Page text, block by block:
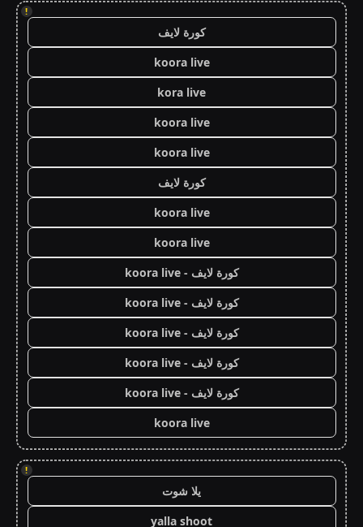
!
كورة لايف
koora live
kora live
koora live
koora live
كورة لايف
koora live
koora live
كورة لايف - koora live
كورة لايف - koora live
كورة لايف - koora live
كورة لايف - koora live
كورة لايف - koora live
koora live
!
يلا شوت
yalla shoot